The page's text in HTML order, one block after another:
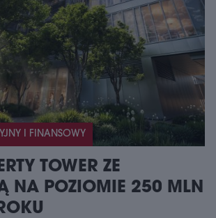
I FINANSOWY
TOWER ZE
NA POZIOMIE 250 MLN